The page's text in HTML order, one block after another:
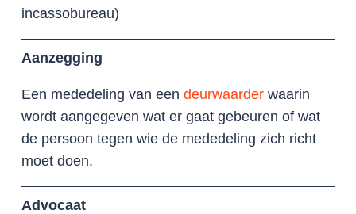
incassobureau)
Aanzegging
Een mededeling van een deurwaarder waarin
wordt aangegeven wat er gaat gebeuren of wat
de persoon tegen wie de mededeling zich richt
moet doen.
Advocaat